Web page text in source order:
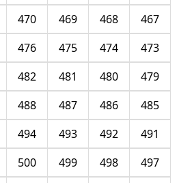
467
468
469
470
473
474
475
476
479
480
481
482
485
486
487
488
491
492
493
494
497
498
499
500